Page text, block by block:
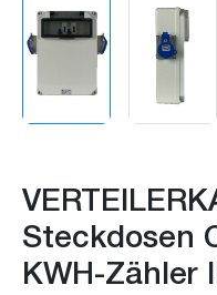
Steckdosen
KWH-Zähler